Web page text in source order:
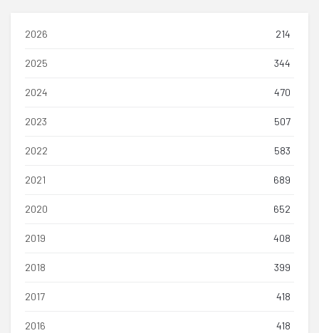
2026 214
2025 344
2024 470
2023 507
2022 583
2021 689
2020 652
2019 408
2018 399
2017 418
2016 418